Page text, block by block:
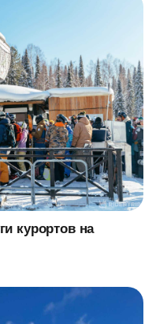
курортов на